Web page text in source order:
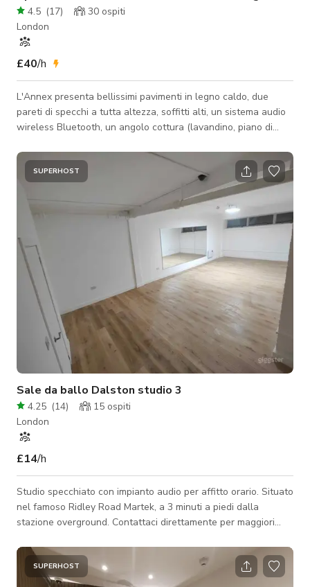
4.5 (17) 30 ospiti
London
£40/h
L'Annex presenta bellissimi pavimenti in legno caldo, due
pareti di specchi a tutta altezza, soffitti alti, un sistema audio
wireless Bluetooth, un angolo cottura (lavandino, piano di
affacciano su un cortile comune privato (condiviso con gli altri
studi in loco) e ingresso digitale senza chiave. I nostri studi
SUPERHOST
Sale da ballo Dalston studio 3
4.25 (14) 15 ospiti
London
£14/h
Studio specchiato con impianto audio per affitto orario. Situato
nel famoso Ridley Road Martek, a 3 minuti a piedi dalla
stazione overground. Contattaci direttamente per maggiori
SUPERHOST